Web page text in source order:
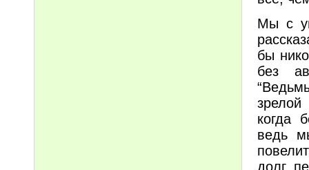
Мы с
бы
без
зрелой
когда
ведь
долг